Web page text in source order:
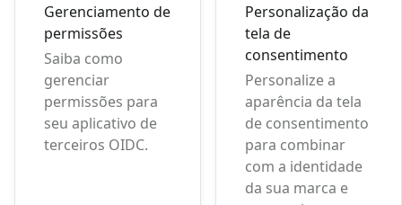
Gerenciamento de
permissões
Saiba como
gerenciar
permissões para
seu aplicativo de
terceiros OIDC.
Personalização da
tela de
consentimento
Personalize a
aparência da tela
de consentimento
para combinar
com a identidade
da sua marca e